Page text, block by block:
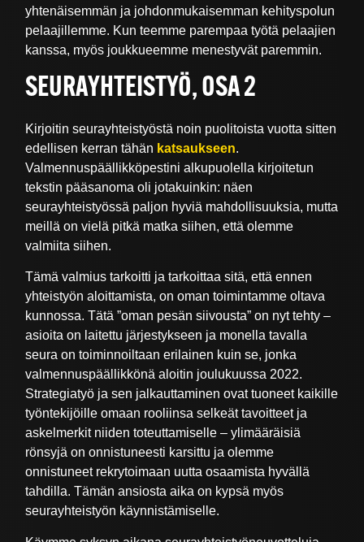
yhtenäisemmän ja johdonmukaisemman kehityspolun
pelaajillemme. Kun teemme parempaa työtä pelaajien
kanssa, myös joukkueemme menestyvät paremmin.
SEURAYHTEISTYÖ, OSA 2
Kirjoitin seurayhteistyöstä noin puolitoista vuotta sitten
edellisen kerran tähän katsaukseen.
Valmennuspäällikköpestini alkupuolella kirjoitetun
tekstin pääsanoma oli jotakuinkin: näen
seurayhteistyössä paljon hyviä mahdollisuuksia, mutta
meillä on vielä pitkä matka siihen, että olemme
valmiita siihen.
Tämä valmius tarkoitti ja tarkoittaa sitä, että ennen
yhteistyön aloittamista, on oman toimintamme oltava
kunnossa. Tätä ”oman pesän siivousta” on nyt tehty –
asioita on laitettu järjestykseen ja monella tavalla
seura on toiminnoiltaan erilainen kuin se, jonka
valmennuspäällikkönä aloitin joulukuussa 2022.
Strategiatyö ja sen jalkauttaminen ovat tuoneet kaikille
työntekijöille omaan rooliinsa selkeät tavoitteet ja
askelmerkit niiden toteuttamiselle – ylimääräisiä
rönsyjä on onnistuneesti karsittu ja olemme
onnistuneet rekrytoimaan uutta osaamista hyvällä
tahdilla. Tämän ansiosta aika on kypsä myös
seurayhteistyön käynnistämiselle.